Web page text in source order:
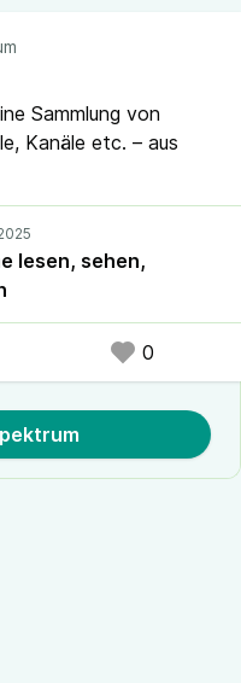
Sammlung von
Kanäle etc. – aus
lesen, sehen,
0